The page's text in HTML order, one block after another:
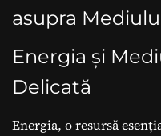
asupra
Energia și
Delicată
Energia, o resursă